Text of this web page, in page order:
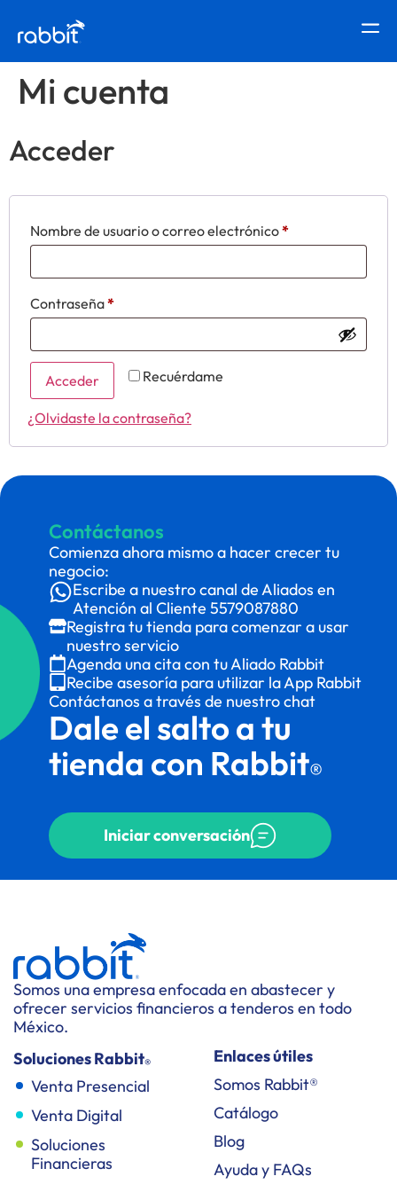
Mi cuenta
Acceder
Nombre de usuario o correo electrónico*
Contraseña*
Recuérdame
Acceder
¿Olvidaste la contraseña?
Contáctanos
Comienza ahora mismo a hacer crecer tu
negocio:
Escribe a nuestro canal de Aliados en
Atención al Cliente 5579087880
Registra tu tienda para comenzar a usar
nuestro servicio
Agenda una cita con tu Aliado Rabbit
Recibe asesoría para utilizar la App Rabbit
Contáctanos a través de nuestro chat
Dale el salto a tu
tienda con Rabbit®
Iniciar conversación
Somos una empresa enfocada en abastecer y
ofrecer servicios financieros a tenderos en todo
México.
Soluciones Rabbit®
Venta Presencial
Venta Digital
Soluciones
Financieras
Enlaces útiles
Somos Rabbit®
Catálogo
Blog
Ayuda y FAQs